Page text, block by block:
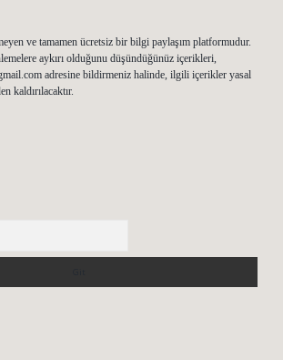
ve tamamen ücretsiz bir bilgi paylaşım platformudur.
aykırı olduğunu düşündüğünüz içerikleri,
adresine bildirmeniz halinde, ilgili içerikler yasal
kaldırılacaktır.